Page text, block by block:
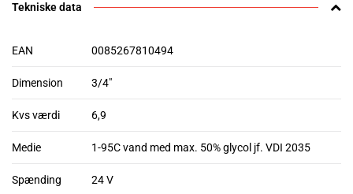
Tekniske data
EAN 0085267810494
Dimension 3/4"
Kvs værdi 6,9
Medie 1-95C vand med max. 50% glycol jf. VDI 2035
Spænding 24 V